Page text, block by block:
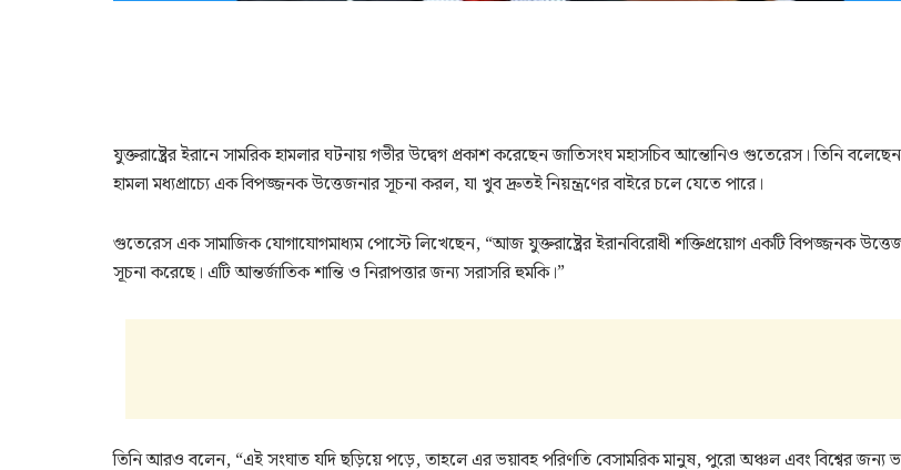
যুক্তরাষ্ট্রের ইরানে সামরিক হামলার ঘটনায় গভীর উদ্বেগ প্রকাশ করেছেন জাতিসংঘ মহাসচিব আন্তোনিও গুতেরেস। তিনি
হামলা মধ্যপ্রাচ্যে এক বিপজ্জনক উত্তেজনার সূচনা করল, যা খুব দ্রুতই নিয়ন্ত্রণের বাইরে চলে যেতে পারে।
গুতেরেস এক সামাজিক যোগাযোগমাধ্যম পোস্টে লিখেছেন, “আজ যুক্তরাষ্ট্রের ইরানবিরোধী শক্তিপ্রয়োগ একটি বিপজ্জনক
সূচনা করেছে। এটি আন্তর্জাতিক শান্তি ও নিরাপত্তার জন্য সরাসরি হুমকি।”
তিনি আরও বলেন, “এই সংঘাত যদি ছড়িয়ে পড়ে, তাহলে এর ভয়াবহ পরিণতি বেসামরিক মানুষ, পুরো অঞ্চল এবং বিশ্বের জন্য